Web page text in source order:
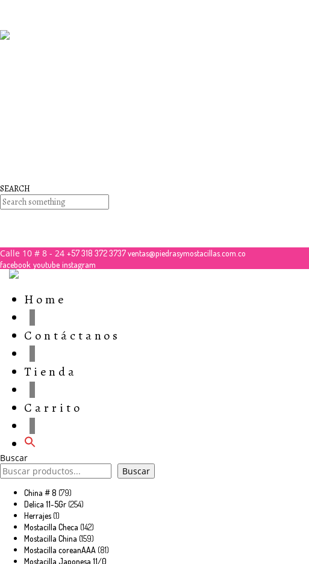
SEARCH
Calle 10 # 8 - 24 +57 318 372 3737ventas@piedrasymostacillas.com.co
facebook youtube instagram
Home
Contáctanos
Tienda
Carrito
Buscar
Buscar
China # 8 7979
productos
Delica 11-5Gr 254254
Herrajes 11
producto
Mostacilla Checa 142142
productos
Mostacilla China 159159
productos
Mostacilla coreanAAA 8181
Mostacilla Japonesa 11/0